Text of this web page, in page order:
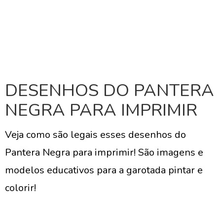
DESENHOS DO PANTERA
NEGRA PARA IMPRIMIR
Veja como são legais esses desenhos do
Pantera Negra para imprimir! São imagens e
modelos educativos para a garotada pintar e
colorir!